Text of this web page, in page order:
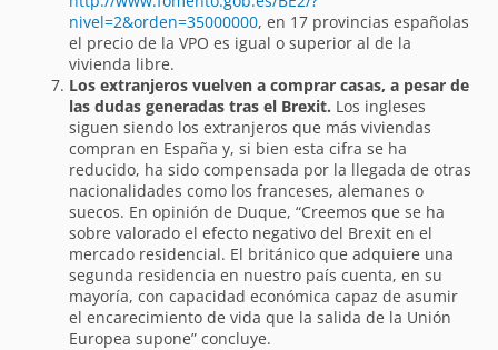
nivel=2&orden=35000000, en 17 provincias españolas
el precio de la VPO es igual o superior al de la
vivienda libre.
Los extranjeros vuelven a comprar casas, a pesar de
las dudas generadas tras el Brexit. Los ingleses
siguen siendo los extranjeros que más viviendas
compran en España y, si bien esta cifra se ha
reducido, ha sido compensada por la llegada de otras
nacionalidades como los franceses, alemanes o
suecos. En opinión de Duque, “Creemos que se ha
sobre valorado el efecto negativo del Brexit en el
mercado residencial. El británico que adquiere una
segunda residencia en nuestro país cuenta, en su
mayoría, con capacidad económica capaz de asumir
el encarecimiento de vida que la salida de la Unión
Europea supone” concluye.